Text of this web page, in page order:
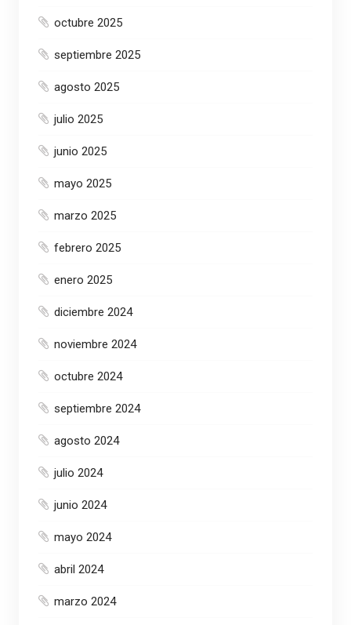
octubre 2025
septiembre 2025
agosto 2025
julio 2025
junio 2025
mayo 2025
marzo 2025
febrero 2025
enero 2025
diciembre 2024
noviembre 2024
octubre 2024
septiembre 2024
agosto 2024
julio 2024
junio 2024
mayo 2024
abril 2024
marzo 2024